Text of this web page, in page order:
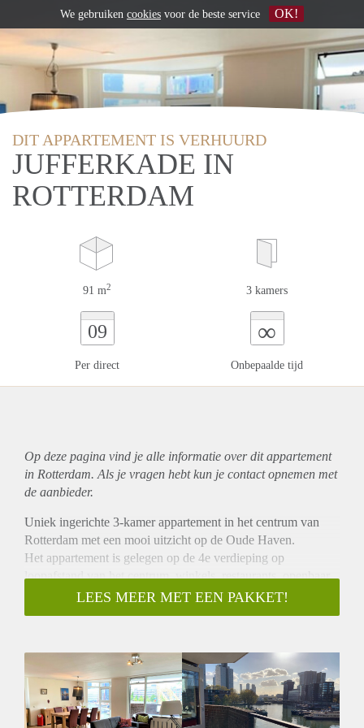
DIT APPARTEMENT IS VERHUURD
JUFFERKADE IN
ROTTERDAM
91 m2 3 kamers
09
Per direct
∞
Onbepaalde tijd
Op deze pagina vind je alle informatie over ditappartement
in Rotterdam. Als je vragen hebt kun je contact opnemen met
de aanbieder.
Uniek ingerichte 3-kamer appartement in het centrum van
Rotterdam met een mooi uitzicht op de Oude Haven.
Het appartement is gelegen op de 4e verdieping op
loopafstand van het centrum, winkels, restaurants, openbaar
vervoer, Centraal Station etc.etc.
Indeling 4e verdieping:
kwaliteit open keuken met koelkast, diepvries,
oven/magnetron, vaatwasser en afzuigkap; Slaapkamer met
een tweepersoonsbed en mooie inbouwkasten; 2e slaapkamer
/ studeerkamer met eenpersoonsbed; Mooi gemoderniseerde
LEES MEER MET EEN PAKKET!
We gebruiken cookies voor de beste service OK!